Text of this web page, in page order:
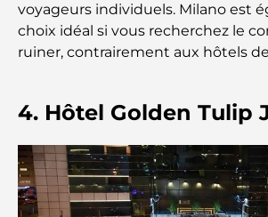
Les meilleures banques de
expatriés : un guide bancaire
Les meilleurs restaurants de
guide pour les amateurs de
A Brief Guide to Buying
voyageurs individuels. Milano est
choix idéal si vous recherchez le
ruiner, contrairement aux hôtels
4. Hôtel Golden Tulip